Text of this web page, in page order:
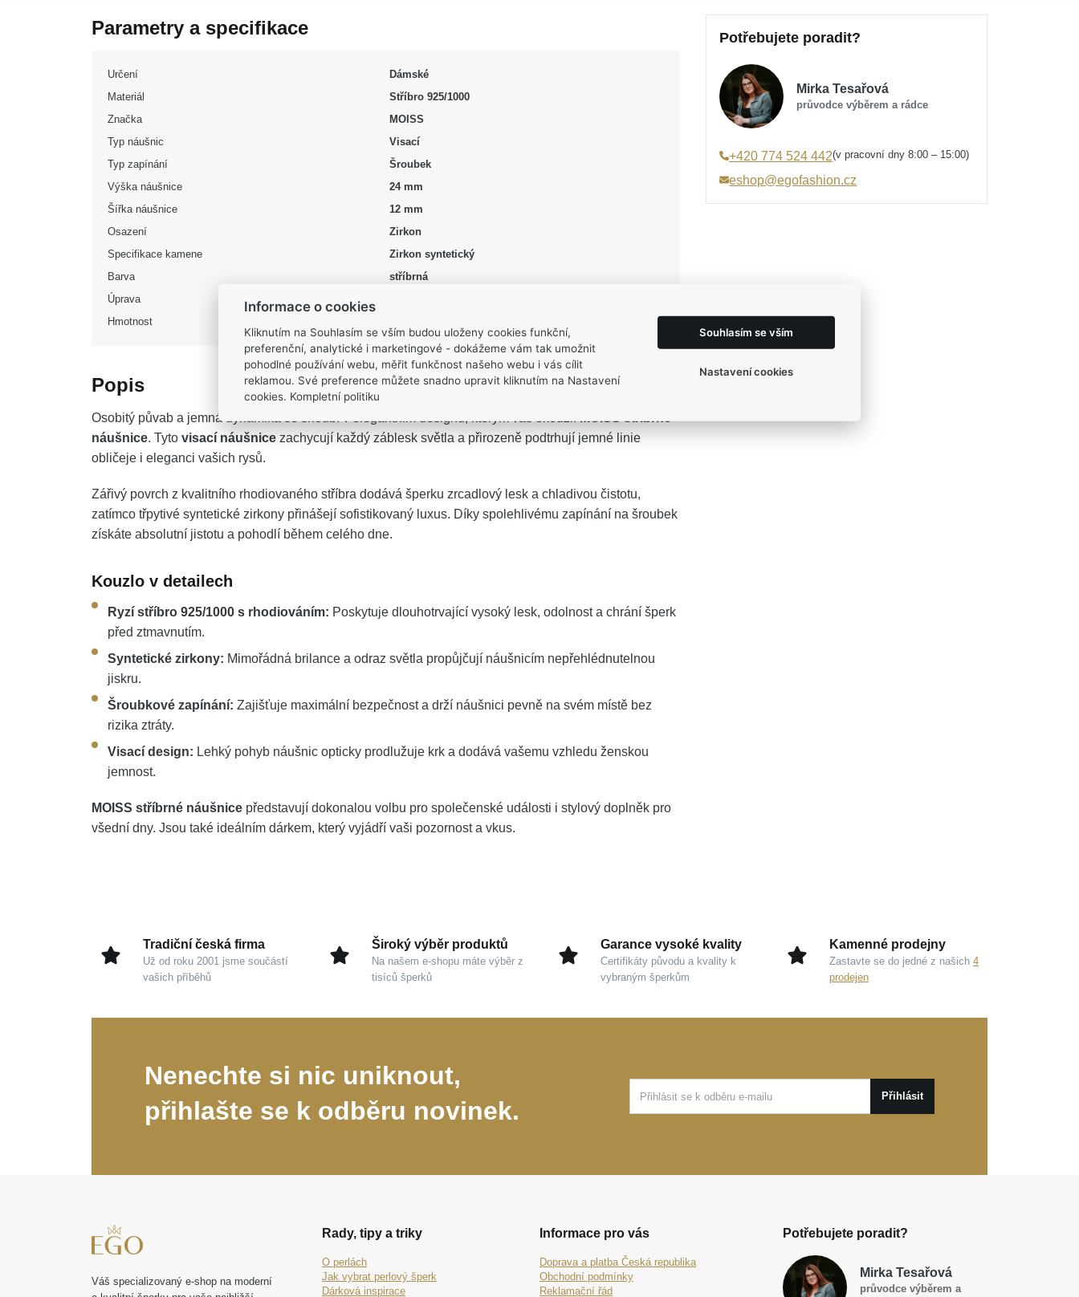
Parametry a specifikace
Určení
Dámské
Materiál
Stříbro 925/1000
Značka
MOISS
Typ náušnic
Visací
Typ zapínání
Šroubek
Výška náušnice
24 mm
Šířka náušnice
12 mm
Osazení
Zirkon
Specifikace kamene
Zirkon syntetický
Barva
stříbrná
Úprava
Hmotnost
Popis
Osobitý půvab a jemná dynamika se snoubí v elegantním designu, kterým vás okouzlí MOISS stříbrné
náušnice. Tyto visací náušnice zachycují každý záblesk světla a přirozeně podtrhují jemné linie
obličeje i eleganci vašich rysů.
Zářivý povrch z kvalitního rhodiovaného stříbra dodává šperku zrcadlový lesk a chladivou čistotu,
zatímco třpytivé syntetické zirkony přinášejí sofistikovaný luxus. Díky spolehlivému zapínání na šroubek
získáte absolutní jistotu a pohodlí během celého dne.
Kouzlo v detailech
Ryzí stříbro 925/1000 s rhodiováním: Poskytuje dlouhotrvající vysoký lesk, odolnost a chrání šperk
před ztmavnutím.
Syntetické zirkony: Mimořádná brilance a odraz světla propůjčují náušnicím nepřehlédnutelnou
jiskru.
Šroubkové zapínání: Zajišťuje maximální bezpečnost a drží náušnici pevně na svém místě bez
rizika ztráty.
Visací design: Lehký pohyb náušnic opticky prodlužuje krk a dodává vašemu vzhledu ženskou
jemnost.
MOISS stříbrné náušnice představují dokonalou volbu pro společenské události i stylový doplněk pro
všední dny. Jsou také ideálním dárkem, který vyjádří vaši pozornost a vkus.
Potřebujete poradit?
Mirka Tesařová
průvodce výběrem a rádce
+420 774 524 442(v pracovní dny 8:00 – 15:00)
eshop@egofashion.cz
Tradiční česká firma
Už od roku 2001 jsme součástí
vašich příběhů
Široký výběr produktů
Na našem e-shopu máte výběr z
tisíců šperků
Garance vysoké kvality
Certifikáty původu a kvality k
vybraným šperkům
Kamenné prodejny
Zastavte se do jedné z našich 4
prodejen
Nenechte si nic uniknout,
přihlašte se k odběru novinek.
Přihlásit
Váš specializovaný e-shop na moderní
Rady, tipy a triky
O perlách
Jak vybrat perlový šperk
Dárková inspirace
Informace pro vás
Doprava a platba Česká republika
Obchodní podmínky
Reklamační řád
Potřebujete poradit?
Mirka Tesařová
průvodce výběrem a
Informace o cookies
Kliknutím na Souhlasím se vším budou uloženy cookies funkční,
preferenční, analytické i marketingové - dokážeme vám tak umožnit
pohodlné používání webu, měřit funkčnost našeho webu i vás cílit
reklamou. Své preference můžete snadno upravit kliknutím na Nastavení
cookies. Kompletní politiku
Souhlasím se vším
Nastavení cookies